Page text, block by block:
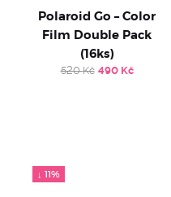
Polaroid Go – Color
Film Double Pack
(16ks)
520Kč Original
490 KčCurrent
↓ 11%